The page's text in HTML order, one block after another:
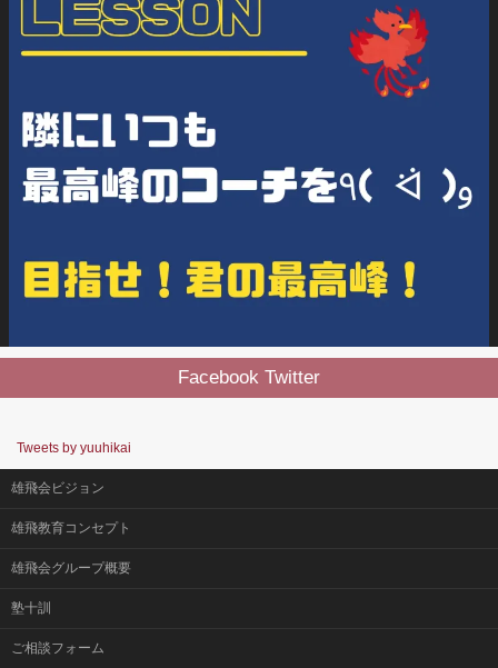
Facebook Twitter
Tweets by yuuhikai
雄飛会ビジョン
雄飛教育コンセプト
雄飛会グループ概要
塾十訓
ご相談フォーム